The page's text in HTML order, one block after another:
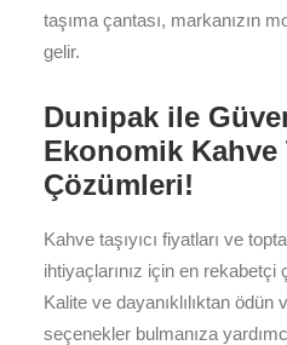
taşıma çantası, markanızın
gelir.
Dunipak ile
Ekonomik Kahve
Çözümleri!
Kahve taşıyıcı fiyatları ve
ihtiyaçlarınız için en
Kalite ve dayanıklılıktan
seçenekler bulmanıza